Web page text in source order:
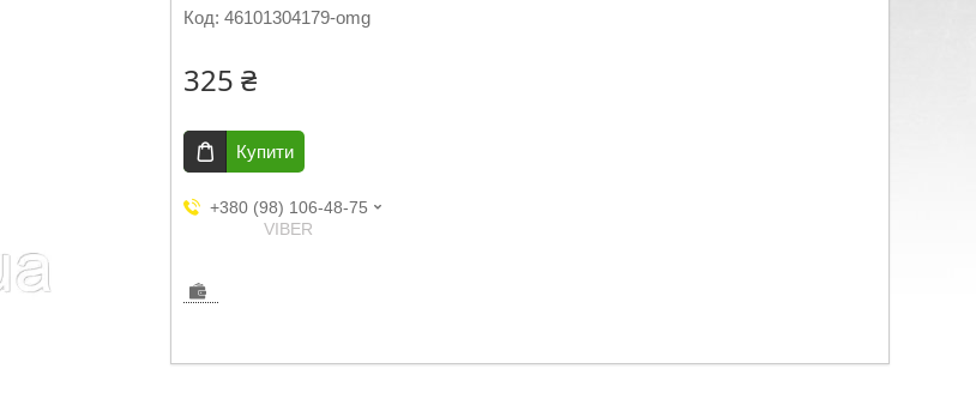
Код: 46101304179-omg
325 ₴
Купити
+380 (98) 106-48-75
VIBER